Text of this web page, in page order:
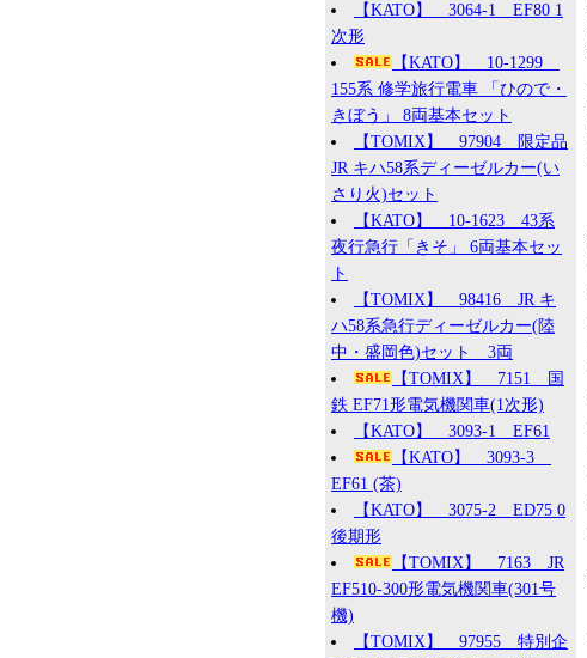
【KATO】 3064-1 EF80 1
次形
【KATO】 10-1299
155系 修学旅行電車 「ひので・
きぼう」 8両基本セット
【TOMIX】 97904 限定品
JR キハ58系ディーゼルカー(い
さり火)セット
【KATO】 10-1623 43系
夜行急行「きそ」 6両基本セッ
ト
【TOMIX】 98416 JR キ
ハ58系急行ディーゼルカー(陸
中・盛岡色)セット 3両
【TOMIX】 7151 国
鉄 EF71形電気機関車(1次形)
【KATO】 3093-1 EF61
【KATO】 3093-3
EF61 (茶)
【KATO】 3075-2 ED75 0
後期形
【TOMIX】 7163 JR
EF510-300形電気機関車(301号
機)
【TOMIX】 97955 特別企